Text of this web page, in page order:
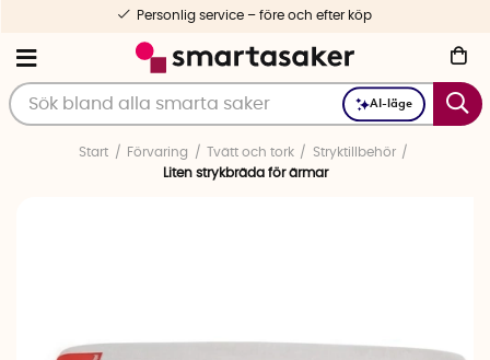
AI-läge
Personlig service – före och efter köp
Start Förvaring Tvätt och tork
Stryktillbehör
Liten strykbräda för ärmar